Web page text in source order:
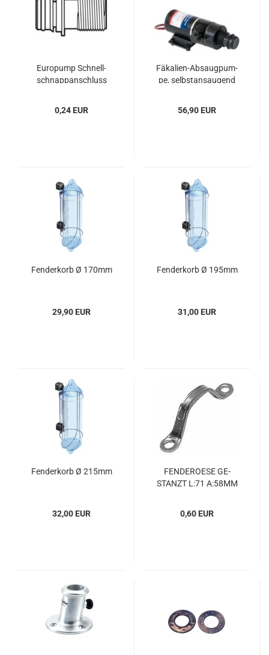
Eu­ropump Schnell­
schnap­p­an­schluss
0,24 EUR
Fäkalien-​​Ab­saug­pum­
pe, selbst­an­sau­gend
56,90 EUR
Fen­der­korb Ø 170mm
29,90 EUR
Fen­der­korb Ø 195mm
31,00 EUR
Fen­der­korb Ø 215mm
32,00 EUR
FEN­DE­ROE­SE GE­
STANZT L:71 A:58MM
0,60 EUR